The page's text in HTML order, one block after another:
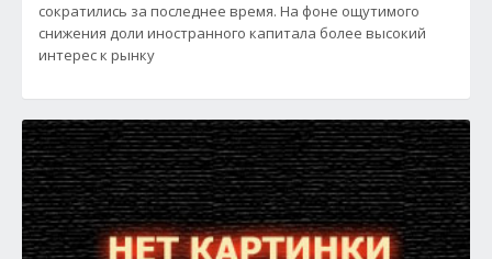
сократились за последнее время. На фоне ощутимого
снижения доли иностранного капитала более высокий
интерес к рынку